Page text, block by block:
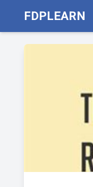
FDPLEARN